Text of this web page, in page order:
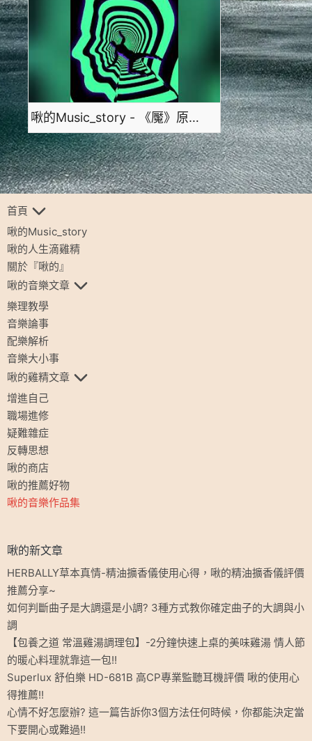
啾的Music_story - 《魘》原創配樂
首頁
啾的Music_story
啾的人生滴雞精
關於『啾的』
啾的音樂文章
樂理教學
音樂論事
配樂解析
音樂大小事
啾的雞精文章
增進自己
職場進修
疑難雜症
反轉思想
啾的商店
啾的推薦好物
啾的音樂作品集
啾的新文章
HERBALLY草本真情-精油擴香儀使用心得，啾的精油擴香儀評價
推薦分享~
如何判斷曲子是大調還是小調? 3種方式教你確定曲子的大調與小
調
【包養之道 常溫雞湯調理包】-2分鐘快速上桌的美味雞湯 情人節
的暖心料理就靠這一包!!
Superlux 舒伯樂 HD-681B 高CP專業監聽耳機評價 啾的使用心
得推薦!!
心情不好怎麼辦? 這一篇告訴你3個方法任何時候，你都能決定當
下要開心或難過!!